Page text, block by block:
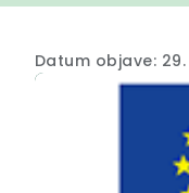
Datum objave: